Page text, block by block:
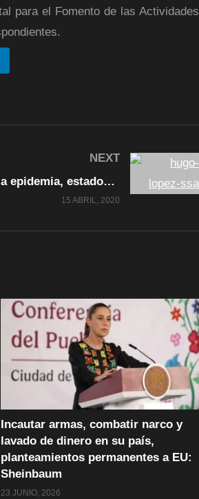
para el Fomento de las Actividades
NEXT
Durante Fase 3 de la epidemia, estados del norte serán los más afectados: López-Gatell
15 ABRIL, 2020
Incautar armas, combatir narco y
lavado de dinero en su país,
planteamientos permanentes a EU:
Sheinbaum
23 JUNIO, 2026